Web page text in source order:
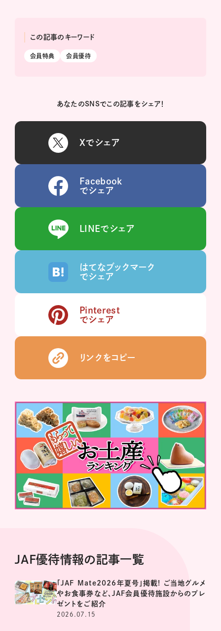
この記事のキーワード
会員特典 会員優待
あなたのSNSでこの記事をシェア！
Xでシェア
Facebook
でシェア
LINEでシェア
はてなブックマーク
でシェア
Pinterest
でシェア
リンクをコピー
JAF優待情報の記事一覧
「JAF Mate2026年夏号」掲載! ご当地グルメ
やお食事券など、JAF会員優待施設からのプレ
ゼントをご紹介
2026.07.15